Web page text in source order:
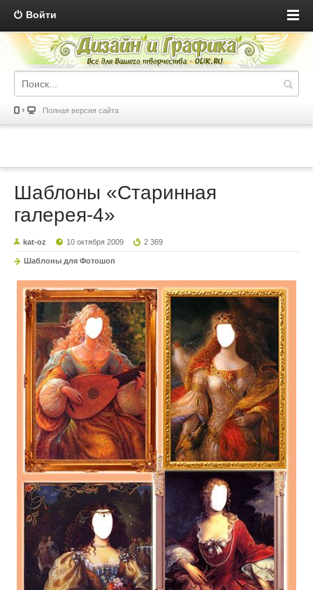
Войти
Полная версия сайта
Шаблоны «Старинная
галерея-4»
kat-oz 10 октября 2009 2 369
Шаблоны для Фотошоп